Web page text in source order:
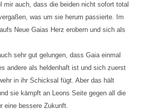
mir auch, dass die beiden nicht sofort total
was um sie herum passierte. Im
Neue Gaias Herz erobern und sich als
sehr gut gelungen, dass Gaia einmal
andere als heldenhaft ist und sich zuerst
in ihr Schicksal fügt. Aber das hält
sie kämpft an Leons Seite gegen all die
eine bessere Zukunft.